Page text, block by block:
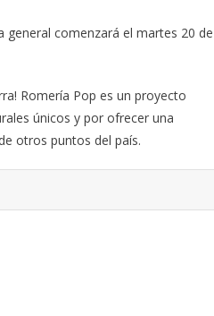
general comenzará el martes 20 de
Romería Pop es un proyecto
únicos y por ofrecer una
otros puntos del país.